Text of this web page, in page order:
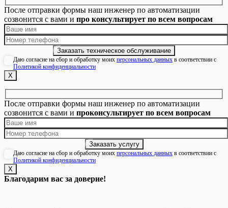
После отправки формы наш инженер по автоматизации
созвонится с вами и про консультирует по всем вопросам
Даю согласие на сбор и обработку моих персональных данных в соответствии с
Политикой конфиденциальности
Х
После отправки формы наш инженер по автоматизации
созвонится с вами и проконсультирует по всем вопросам
Даю согласие на сбор и обработку моих персональных данных в соответствии с
Политикой конфиденциальности
Х
Благодарим вас за доверие!